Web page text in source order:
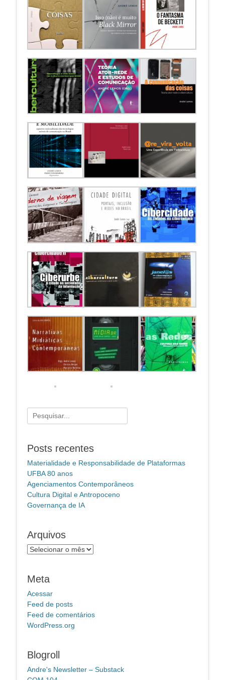
Pesquisar
por:
Posts recentes
Materialidade e Responsabilidade de Plataformas
UFBA 80 anos
Agenciamentos Contemporâneos
Cultura Digital e Antropoceno
Governança de IA
Arquivos
Arquivos
Meta
Acessar
Feed de posts
Feed de comentários
WordPress.org
Blogroll
Andre's Newsletter – Substack